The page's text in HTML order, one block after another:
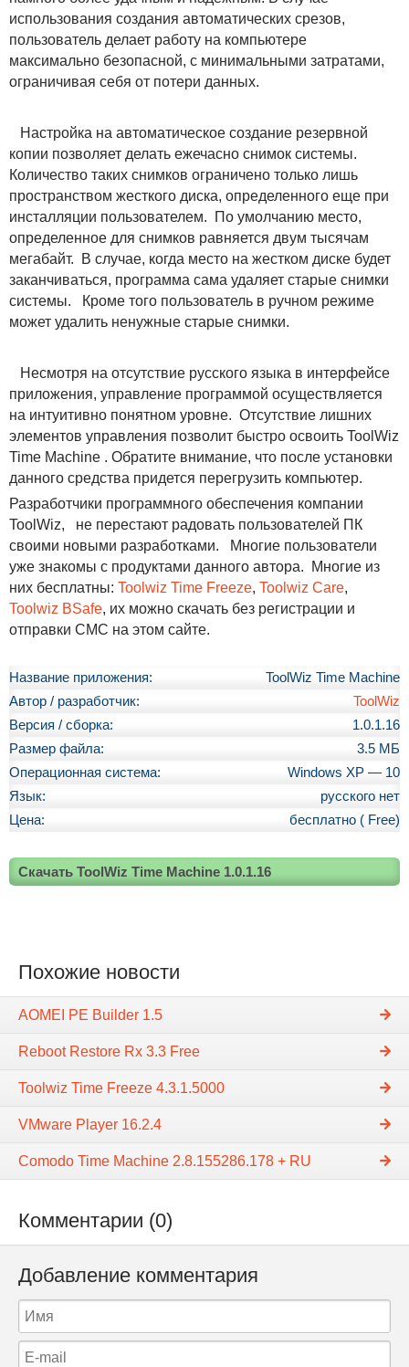
использования создания автоматических срезов,
пользователь делает работу на компьютере
максимально безопасной, с минимальными затратами,
ограничивая себя от потери данных.
Настройка на автоматическое создание резервной
копии позволяет делать ежечасно снимок системы.
Количество таких снимков ограничено только лишь
пространством жесткого диска, определенного еще при
инсталляции пользователем. По умолчанию место,
определенное для снимков равняется двум тысячам
мегабайт. В случае, когда место на жестком диске будет
заканчиваться, программа сама удаляет старые снимки
системы. Кроме того пользователь в ручном режиме
может удалить ненужные старые снимки.
Несмотря на отсутствие русского языка в интерфейсе
приложения, управление программой осуществляется
на интуитивно понятном уровне. Отсутствие лишних
элементов управления позволит быстро освоить ToolWiz
Time Machine . Обратите внимание, что после установки
данного средства придется перегрузить компьютер.
Разработчики программного обеспечения компании
ToolWiz, не перестают радовать пользователей ПК
своими новыми разработками. Многие пользователи
уже знакомы с продуктами данного автора. Многие из
них бесплатны: Toolwiz Time Freeze, Toolwiz Care,
Toolwiz BSafe, их можно скачать без регистрации и
отправки СМС на этом сайте.
Название приложения:
ToolWiz Time Machine
Автор / разработчик:
ToolWiz
Версия / сборка:
1.0.1.16
Размер файла:
3.5 МБ
Операционная система:
Windows XP — 10
Язык:
русского нет
Цена:
бесплатно ( Free)
Скачать ToolWiz Time Machine 1.0.1.16
Похожие новости
AOMEI PE Builder 1.5
Reboot Restore Rx 3.3 Free
Toolwiz Time Freeze 4.3.1.5000
VMware Player 16.2.4
Comodo Time Machine 2.8.155286.178 + RU
Комментарии (0)
Добавление комментария